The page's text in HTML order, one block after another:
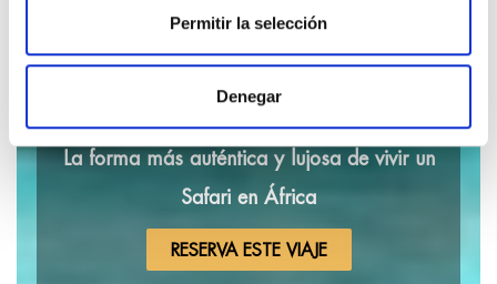
Permitir la selección
Denegar
La forma más auténtica y lujosa de vivir un
Safari en África
RESERVA ESTE VIAJE